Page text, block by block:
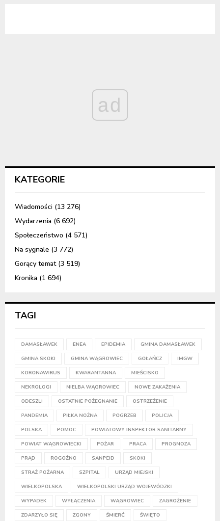
ad
KATEGORIE
Wiadomości (13 276)
Wydarzenia (6 692)
Społeczeństwo (4 571)
Na sygnale (3 772)
Gorący temat(3 519)
Kronika (1 694)
TAGI
DAMASŁAWEK ENEA EPIDEMIA GMINA DAMASŁAWEK
GMINA SKOKI GMINA WĄGROWIEC GOŁAŃCZ IMGW
KORONAWIRUS KWARANTANNA MIEŚCISKO
NEKROLOGI NIELBA WĄGROWIEC NOWE ZAKAŻENIA
ODESZLI OSTATNIE POŻEGNANIE OSTRZEŻENIE
PANDEMIA PIŁKA NOŻNA POGRZEB POLICJA
POLSKA POMOC POWIATOWY INSPEKTOR SANITARNY
POWIAT WĄGROWIECKI POŻAR PRACA PROGNOZA
PRĄD ROGOŹNO SANPEID SKOKI
STRAŻ POŻARNA SZPITAL URZĄD MIEJSKI
WIELKOPOLSKA WIELKOPOLSKI URZĄD WOJEWÓDZKI
WYPADEK WYŁĄCZENIA WĄGROWIEC ZAGROŻENIE
ZDARZYŁO SIĘ ZGONY ŚMIERĆ ŚWIĘTO